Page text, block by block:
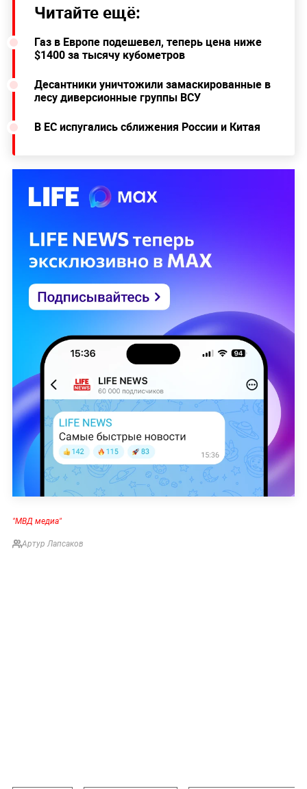
Читайте ещё:
Газ в Европе подешевел, теперь цена ниже
$1400 за тысячу кубометров
Десантники уничтожили замаскированные в
лесу диверсионные группы ВСУ
В ЕС испугались сближения России и Китая
"МВД медиа"
Артур Лапсаков